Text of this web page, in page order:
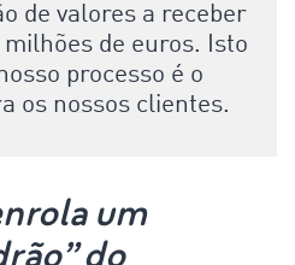
de valores a receber
de euros. Isto
processo é o
os nossos clientes.
um
do